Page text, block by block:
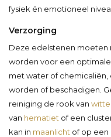
fysiek én emotioneel
Verzorging
Deze edelstenen
worden voor een
met water of
worden of beschadigen.
reiniging de rook van witte
van hematiet of een
kan in maanlicht of op een